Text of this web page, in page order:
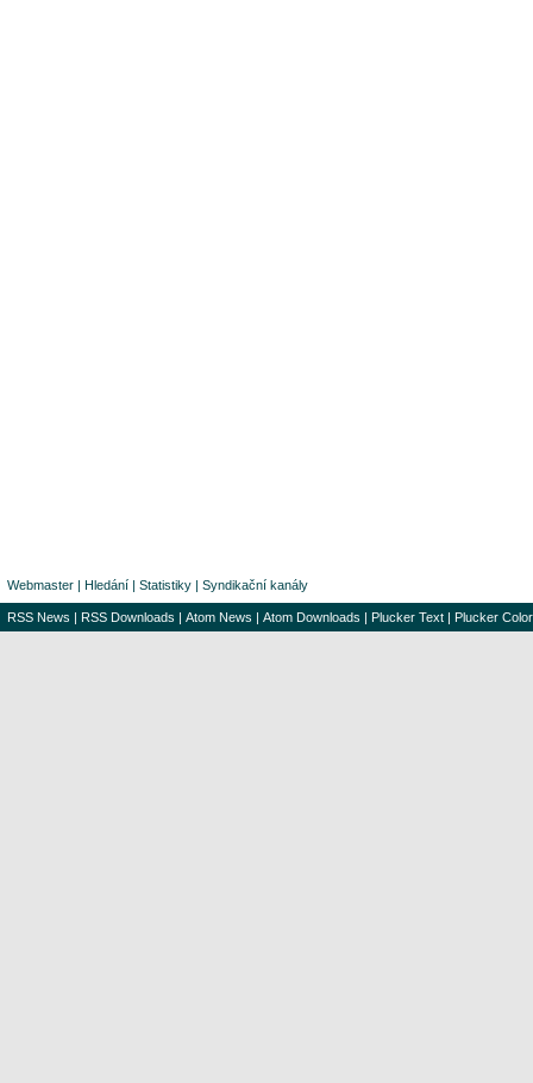
Webmaster | Hledání | Statistiky | Syndikační kanály
RSS News | RSS Downloads | Atom News | Atom Downloads | Plucker Text | Plucker Color